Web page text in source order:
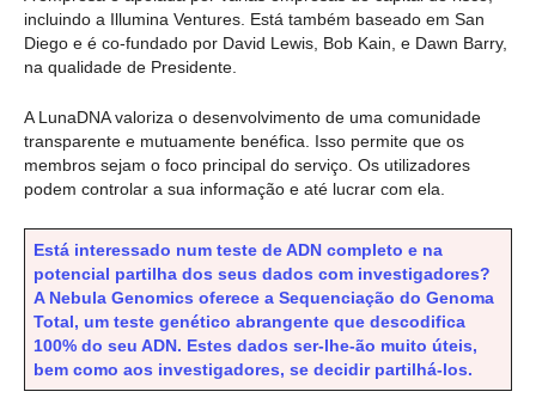
incluindo a Illumina Ventures. Está também baseado em San
Diego e é co-fundado por David Lewis, Bob Kain, e Dawn Barry,
na qualidade de Presidente.
A LunaDNA valoriza o desenvolvimento de uma comunidade
transparente e mutuamente benéfica. Isso permite que os
membros sejam o foco principal do serviço. Os utilizadores
podem controlar a sua informação e até lucrar com ela.
Está interessado num teste de ADN completo e na
potencial partilha dos seus dados com investigadores?
A Nebula Genomics oferece a Sequenciação do Genoma
Total, um teste genético abrangente que descodifica
100% do seu ADN. Estes dados ser-lhe-ão muito úteis,
bem como aos investigadores, se decidir partilhá-los.